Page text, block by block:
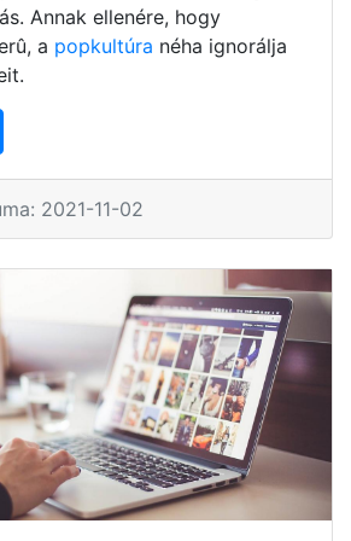
Annak ellenére, hogy
a popkultúra néha ignorálja
2021-11-02